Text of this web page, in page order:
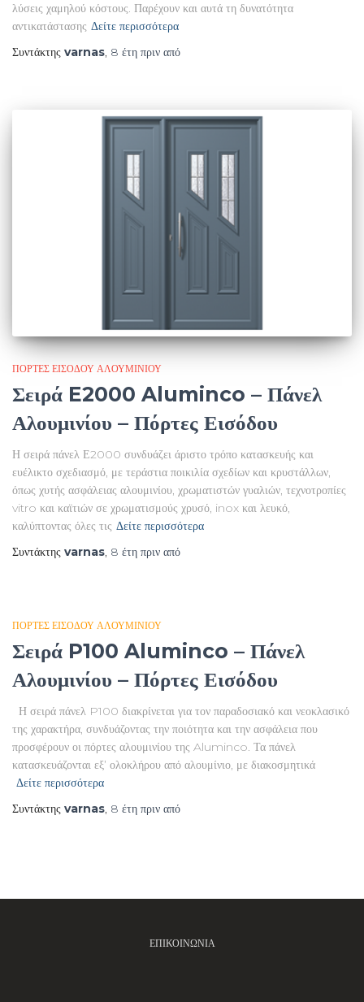
λύσεις χαμηλού κόστους. Παρέχουν και αυτά τη δυνατότητα
αντικατάστασης Δείτε περισσότερα
Συντάκτης varnas, 8 έτη πριν από
ΠΌΡΤΕΣ ΕΙΣΌΔΟΥ ΑΛΟΥΜΙΝΊΟΥ
Σειρά E2000 Aluminco – Πάνελ
Αλουμινίου – Πόρτες Εισόδου
Η σειρά πάνελ Ε2000 συνδυάζει άριστο τρόπο κατασκευής και
ευέλικτο σχεδιασμό, με τεράστια ποικιλία σχεδίων και κρυστάλλων,
όπως χυτής ασφάλειας αλουμινίου, χρωματιστών γυαλιών, τεχνοτροπίες
vitro και καϊτιών σε χρωματισμούς χρυσό, inox και λευκό,
καλύπτοντας όλες τις Δείτε περισσότερα
Συντάκτης varnas, 8 έτη πριν από
ΠΌΡΤΕΣ ΕΙΣΌΔΟΥ ΑΛΟΥΜΙΝΊΟΥ
Σειρά P100 Aluminco – Πάνελ
Αλουμινίου – Πόρτες Εισόδου
Η σειρά πάνελ P100 διακρίνεται για τον παραδοσιακό και νεοκλασικό
της χαρακτήρα, συνδυάζοντας την ποιότητα και την ασφάλεια που
προσφέρουν οι πόρτες αλουμινίου της Aluminco. Τα πάνελ
κατασκευάζονται εξ’ ολοκλήρου από αλουμίνιο, με διακοσμητικά
Δείτε περισσότερα
Συντάκτης varnas, 8 έτη πριν από
ΕΠΙΚΟΙΝΩΝΊΑ